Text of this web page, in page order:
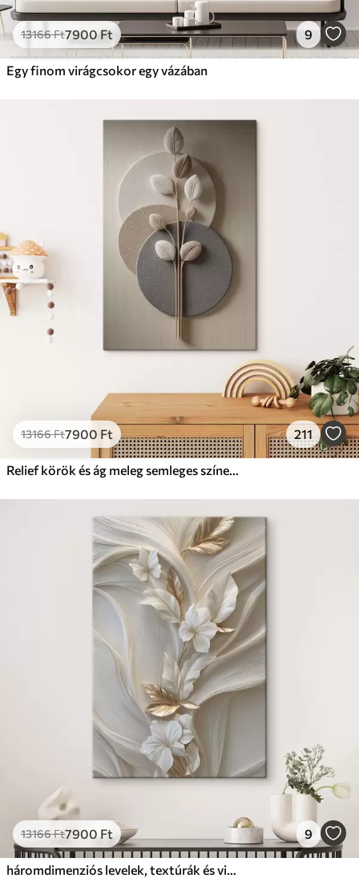
13166Ft7900 Ft 9
Egy finom virágcsokor egy vázában
13166Ft7900 Ft 211
Relief körök és ág meleg semleges színekben
13166Ft7900 Ft 9
háromdimenziós levelek, textúrák és virágok gyönyörű utánzata